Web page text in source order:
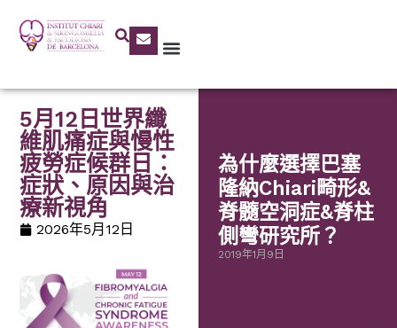
5月12日世界纖
維肌痛症與慢性
疲勞症候群日：
症狀、原因與治
療新視角
2026年5月12日
為什麼選擇巴塞
隆納Chiari畸形&
脊髓空洞症&脊柱
側彎研究所？
2019年1月9日